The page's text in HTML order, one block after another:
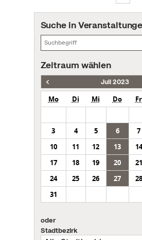
Suche in
Zeitraum wählen
Juli 2023
Mo Di Mi Do Fr
3
4 5 6 7
10
11 12 13 14
17
18 19 20 21
24
25 26 27 28
31
oder
Stadtbezirk